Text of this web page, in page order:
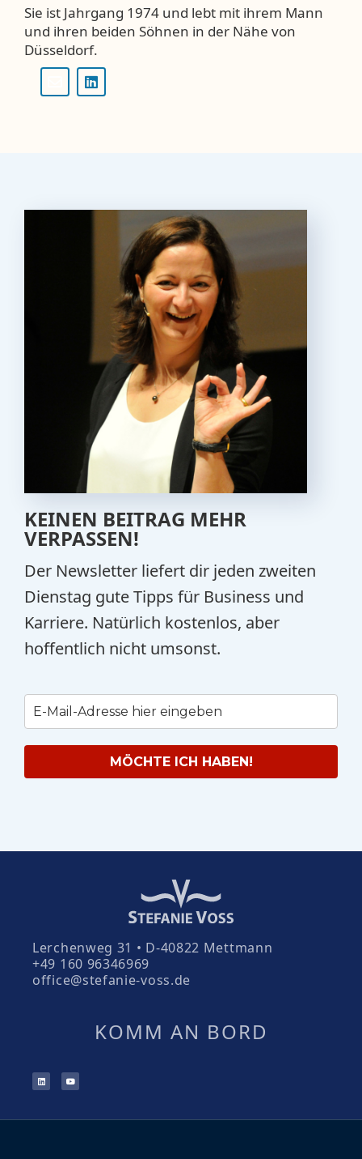
Sie ist Jahrgang 1974 und lebt mit ihrem Mann
und ihren beiden Söhnen in der Nähe von
Düsseldorf.
KEINEN BEITRAG MEHR
VERPASSEN!
Der Newsletter liefert dir jeden zweiten
Dienstag gute Tipps für Business und
Karriere. Natürlich kostenlos, aber
hoffentlich nicht umsonst.
MÖCHTE ICH HABEN!
Lerchenweg 31 • D-40822 Mettmann
+49 160 96346969
office@stefanie-voss.de
KOMM AN BORD